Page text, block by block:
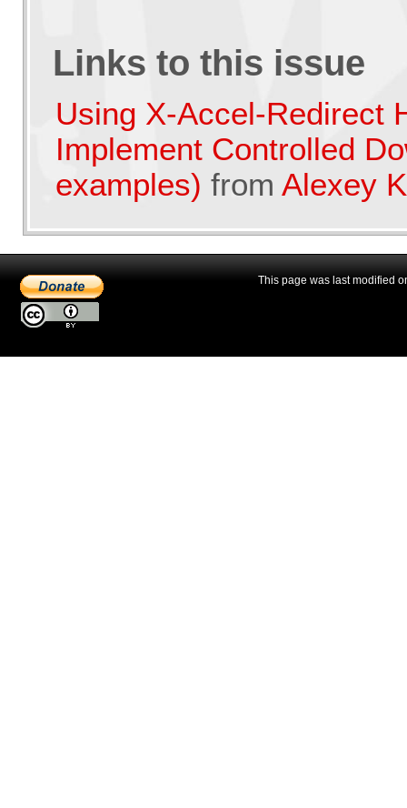
Links to this issue
Using X-Accel-Redirect
Implement Controlled
examples) fromAlexey
This page was last modified